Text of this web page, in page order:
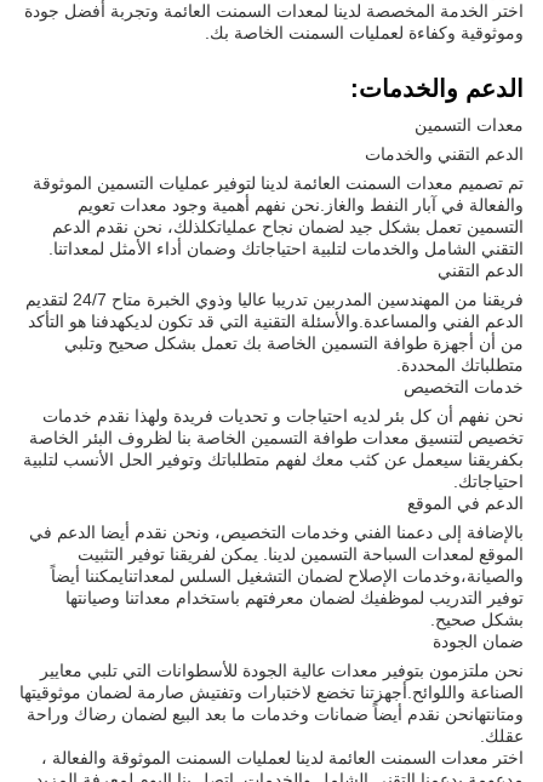
اختر الخدمة المخصصة لدينا لمعدات السمنت العائمة وتجربة أفضل جودة
وموثوقية وكفاءة لعمليات السمنت الخاصة بك.
الدعم والخدمات:
معدات التسمين
الدعم التقني والخدمات
تم تصميم معدات السمنت العائمة لدينا لتوفير عمليات التسمين الموثوقة
والفعالة في آبار النفط والغاز.نحن نفهم أهمية وجود معدات تعويم
التسمين تعمل بشكل جيد لضمان نجاح عملياتكلذلك، نحن نقدم الدعم
التقني الشامل والخدمات لتلبية احتياجاتك وضمان أداء الأمثل لمعداتنا.
الدعم التقني
فريقنا من المهندسين المدربين تدريبا عاليا وذوي الخبرة متاح 24/7 لتقديم
الدعم الفني والمساعدة.والأسئلة التقنية التي قد تكون لديكهدفنا هو التأكد
من أن أجهزة طوافة التسمين الخاصة بك تعمل بشكل صحيح وتلبي
متطلباتك المحددة.
خدمات التخصيص
نحن نفهم أن كل بئر لديه احتياجات و تحديات فريدة ولهذا نقدم خدمات
تخصيص لتنسيق معدات طوافة التسمين الخاصة بنا لظروف البئر الخاصة
بكفريقنا سيعمل عن كثب معك لفهم متطلباتك وتوفير الحل الأنسب لتلبية
احتياجاتك.
الدعم في الموقع
بالإضافة إلى دعمنا الفني وخدمات التخصيص، ونحن نقدم أيضا الدعم في
الموقع لمعدات السباحة التسمين لدينا. يمكن لفريقنا توفير التثبيت
والصيانة،وخدمات الإصلاح لضمان التشغيل السلس لمعداتنايمكننا أيضاً
توفير التدريب لموظفيك لضمان معرفتهم باستخدام معداتنا وصيانتها
بشكل صحيح.
ضمان الجودة
نحن ملتزمون بتوفير معدات عالية الجودة للأسطوانات التي تلبي معايير
الصناعة واللوائح.أجهزتنا تخضع لاختبارات وتفتيش صارمة لضمان موثوقيتها
ومتانتهانحن نقدم أيضاً ضمانات وخدمات ما بعد البيع لضمان رضاك وراحة
عقلك.
اختر معدات السمنت العائمة لدينا لعمليات السمنت الموثوقة والفعالة ،